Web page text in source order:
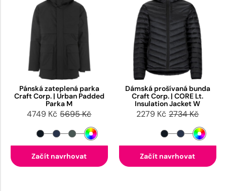
Pánská zateplená parka
Craft Corp. | Urban Padded
Parka M
4749 Kč 5695 Kč
Začít navrhovat
Dámská prošívaná bunda
Craft Corp. | CORE Lt.
Insulation Jacket W
2279 Kč 2734 Kč
Začít navrhovat